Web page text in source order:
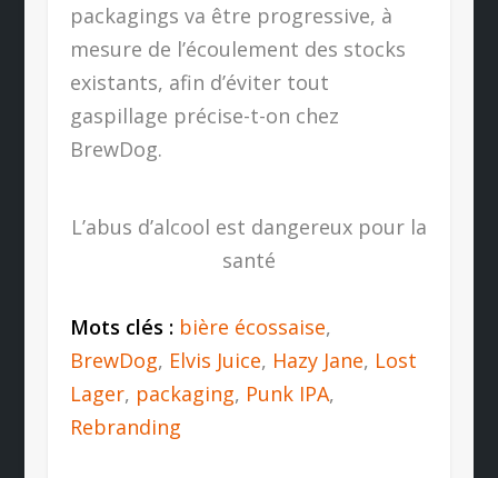
packagings va être progressive, à
mesure de l’écoulement des stocks
existants, afin d’éviter tout
gaspillage précise-t-on chez
BrewDog.
L’abus d’alcool est dangereux pour la
santé
Mots clés : bière écossaise,
BrewDog, Elvis Juice, Hazy Jane, Lost
Lager, packaging, Punk IPA,
Rebranding